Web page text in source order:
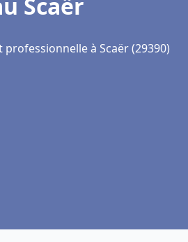
à Scaër (29390)